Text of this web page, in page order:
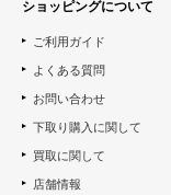
ショッピングについて
ご利用ガイド
よくある質問
お問い合わせ
下取り購入に関して
買取に関して
店舗情報